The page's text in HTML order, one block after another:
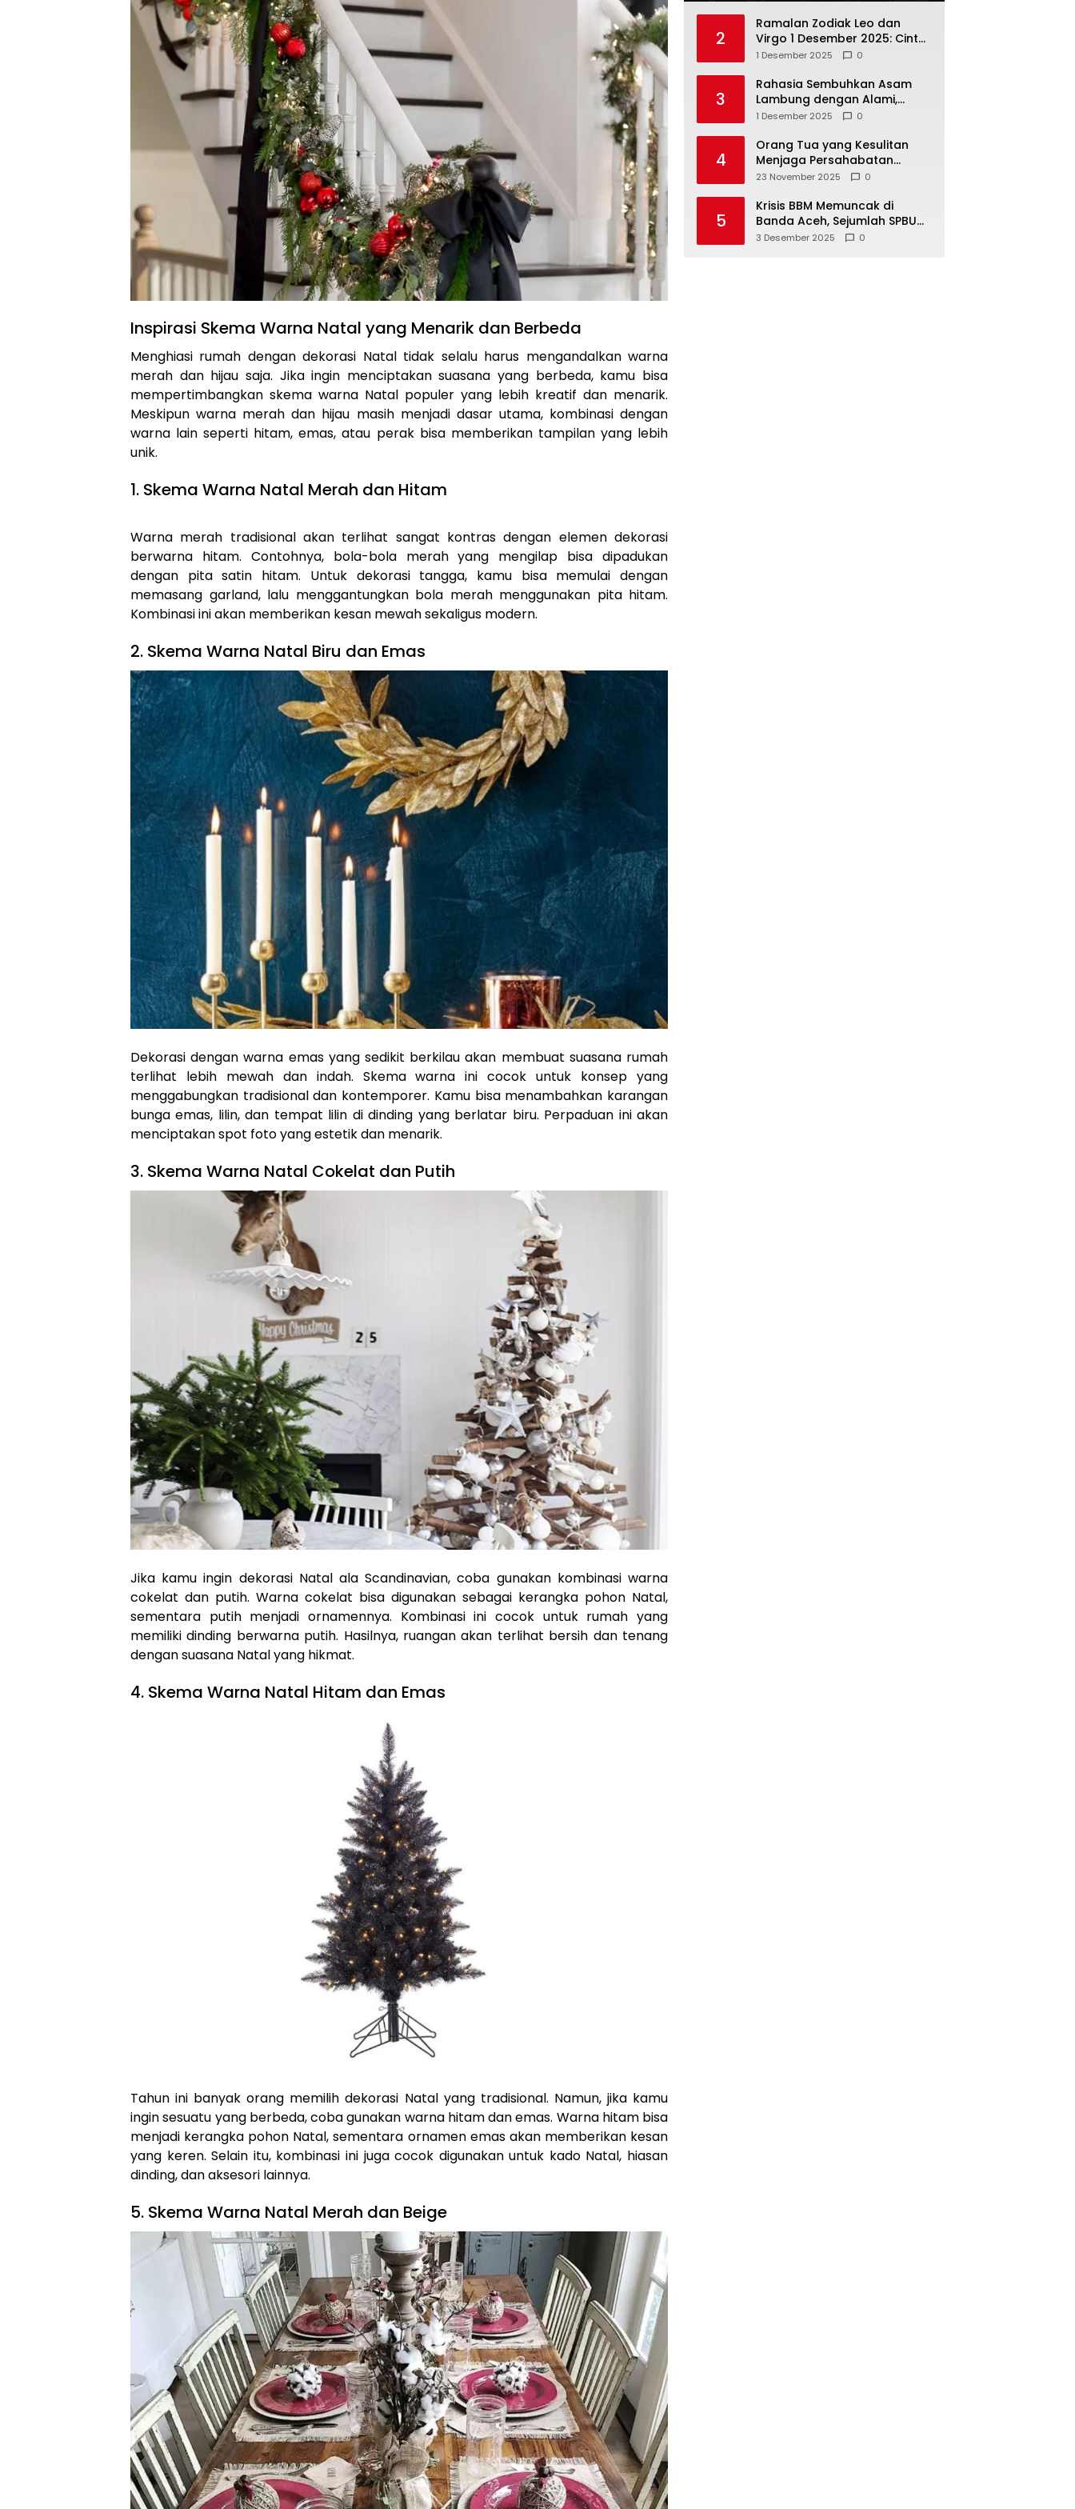
Inspirasi Skema Warna Natal yang Menarik dan Berbeda
Menghiasi rumah dengan dekorasi Natal tidak selalu harus mengandalkan warna
merah dan hijau saja. Jika ingin menciptakan suasana yang berbeda, kamu bisa
mempertimbangkan skema warna Natal populer yang lebih kreatif dan menarik.
Meskipun warna merah dan hijau masih menjadi dasar utama, kombinasi dengan
warna lain seperti hitam, emas, atau perak bisa memberikan tampilan yang lebih
unik.
1. Skema Warna Natal Merah dan Hitam
Warna merah tradisional akan terlihat sangat kontras dengan elemen dekorasi
berwarna hitam. Contohnya, bola-bola merah yang mengilap bisa dipadukan
dengan pita satin hitam. Untuk dekorasi tangga, kamu bisa memulai dengan
memasang garland, lalu menggantungkan bola merah menggunakan pita hitam.
Kombinasi ini akan memberikan kesan mewah sekaligus modern.
2. Skema Warna Natal Biru dan Emas
Dekorasi dengan warna emas yang sedikit berkilau akan membuat suasana rumah
terlihat lebih mewah dan indah. Skema warna ini cocok untuk konsep yang
menggabungkan tradisional dan kontemporer. Kamu bisa menambahkan karangan
bunga emas, lilin, dan tempat lilin di dinding yang berlatar biru. Perpaduan ini akan
menciptakan spot foto yang estetik dan menarik.
3. Skema Warna Natal Cokelat dan Putih
Jika kamu ingin dekorasi Natal ala Scandinavian, coba gunakan kombinasi warna
cokelat dan putih. Warna cokelat bisa digunakan sebagai kerangka pohon Natal,
sementara putih menjadi ornamennya. Kombinasi ini cocok untuk rumah yang
memiliki dinding berwarna putih. Hasilnya, ruangan akan terlihat bersih dan tenang
dengan suasana Natal yang hikmat.
4. Skema Warna Natal Hitam dan Emas
Tahun ini banyak orang memilih dekorasi Natal yang tradisional. Namun, jika kamu
ingin sesuatu yang berbeda, coba gunakan warna hitam dan emas. Warna hitam bisa
menjadi kerangka pohon Natal, sementara ornamen emas akan memberikan kesan
yang keren. Selain itu, kombinasi ini juga cocok digunakan untuk kado Natal, hiasan
dinding, dan aksesori lainnya.
5. Skema Warna Natal Merah dan Beige
2
Ramalan Zodiak Leo dan
Virgo 1 Desember 2025: Cinta,
Karir, Kesehatan, dan
1 Desember 2025 0
3
Rahasia Sembuhkan Asam
Lambung dengan Alami,
Nomor 4 Disalahpahami
1 Desember 2025 0
4
Orang Tua yang Kesulitan
Menjaga Persahabatan
Biasanya Lakukan 8 Hal Ini
23 November 2025 0
5
Krisis BBM Memuncak di
Banda Aceh, Sejumlah SPBU
Tutup Total
3 Desember 2025 0